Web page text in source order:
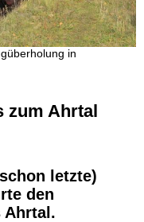
in
zum Ahrtal
letzte)
den
Ahrtal.